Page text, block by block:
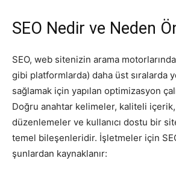
SEO Nedir ve Neden
SEO, web sitenizin arama
gibi platformlarda) daha üst sıralarda
sağlamak için yapılan optimizasyon
Doğru anahtar kelimeler, kaliteli
düzenlemeler ve kullanıcı dostu bir site
temel bileşenleridir. İşletmeler için
şunlardan kaynaklanır: